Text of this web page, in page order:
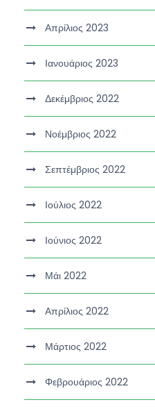
Απρίλιος 2023
Ιανουάριος 2023
Δεκέμβριος 2022
Νοέμβριος 2022
Σεπτέμβριος 2022
Ιούλιος 2022
Ιούνιος 2022
Μάι 2022
Απρίλιος 2022
Μάρτιος 2022
Φεβρουάριος 2022